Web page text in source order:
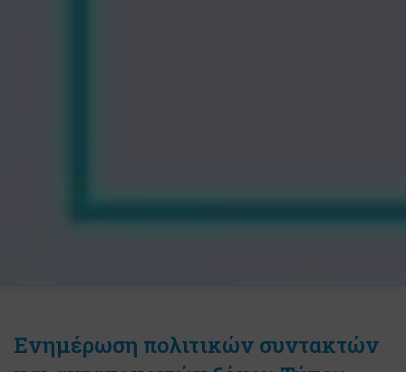
Ενημέρωση πολιτικών συντακτών